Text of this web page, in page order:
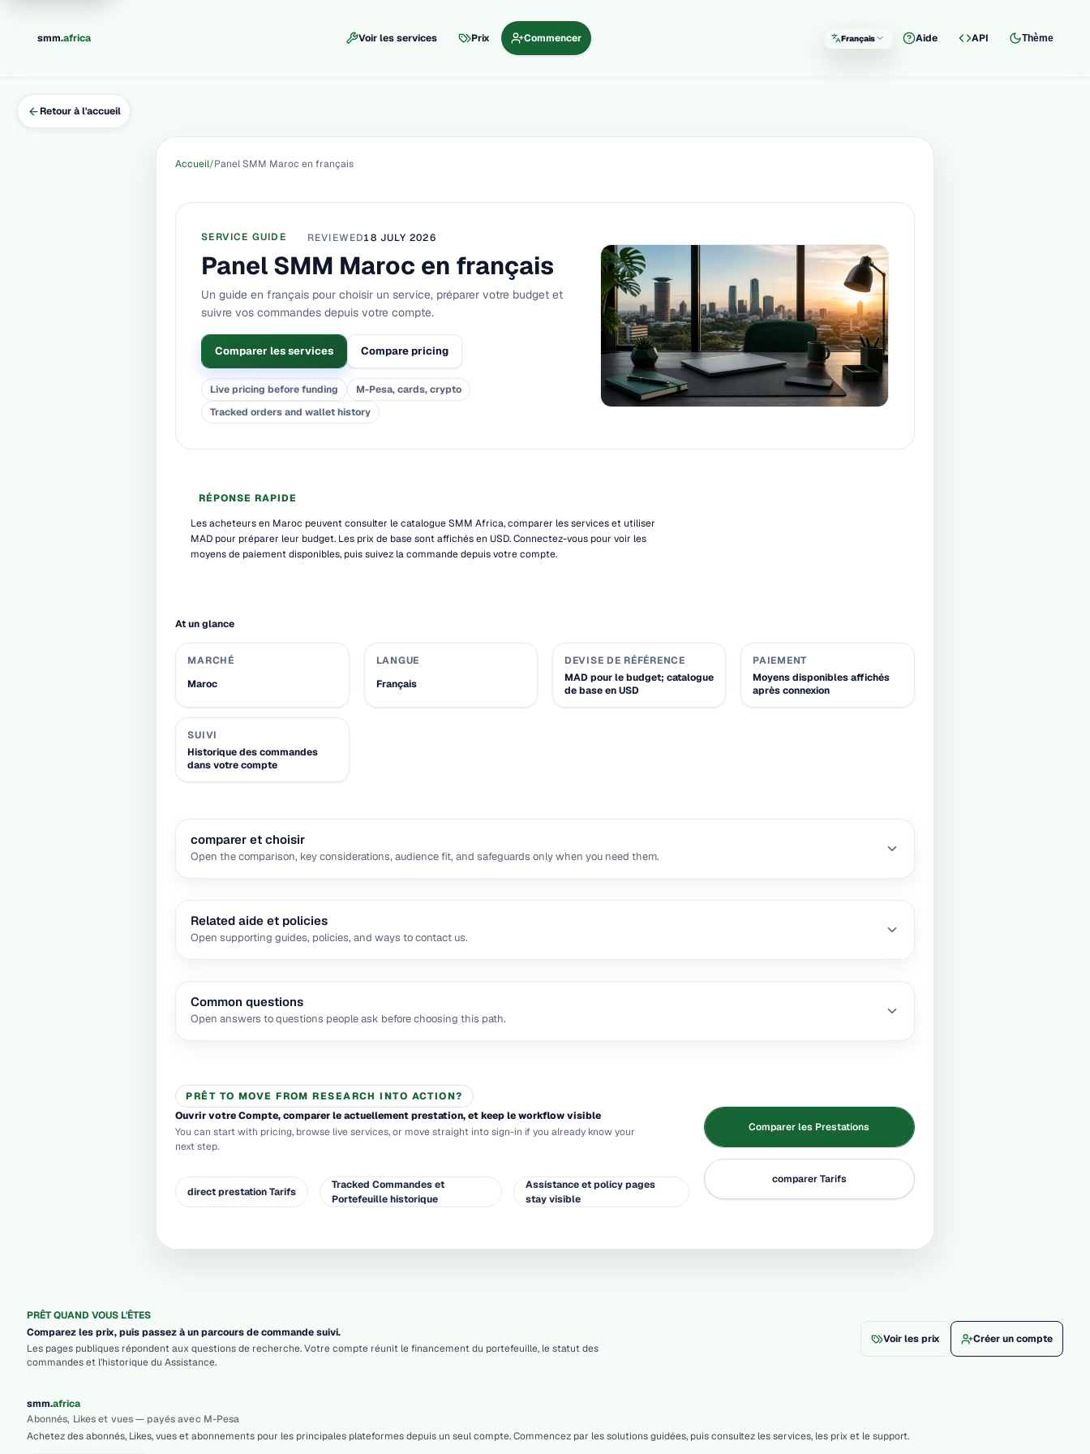
smm.africa Voir les services Prix Commencer LangueFrançais Aide API Thème
Retour à l'accueil
Accueil Panel SMM Maroc en français
SERVICE GUIDE REVIEWED18 JULY 2026
Panel SMM Maroc en français
Un guide en français pour choisir un service, préparer votre budget et
suivre vos commandes depuis votre compte.
Comparer les services Compare pricing
Live pricing before funding
M-Pesa, cards, crypto
Tracked orders and wallet history
RÉPONSE RAPIDE
Les acheteurs en Maroc peuvent consulter le catalogue SMM Africa, comparer les services et utiliser
MAD pour préparer leur budget. Les prix de base sont affichés en USD. Connectez-vous pour voir les
moyens de paiement disponibles, puis suivez la commande depuis votre compte.
At un glance
MARCHÉ
Maroc
LANGUE
Français
DEVISE DE RÉFÉRENCE
MAD pour le budget; catalogue
de base en USD
PAIEMENT
Moyens disponibles affichés
après connexion
SUIVI
Historique des commandes
dans votre compte
comparer et choisir
Open the comparison, key considerations, audience fit, and safeguards only when you need them.
Related aide et policies
Open supporting guides, policies, and ways to contact us.
Common questions
Open answers to questions people ask before choosing this path.
PRÊT TO MOVE FROM RESEARCH INTO ACTION?
Ouvrir votre Compte, comparer le actuellement prestation, et keep le workflow visible
You can start with pricing, browse live services, or move straight into sign-in if you already know your
next step.
direct prestation Tarifs
Tracked Commandes et
Portefeuille historique
Assistance et policy pages
stay visible
Comparer les Prestations
comparer Tarifs
PRÊT QUAND VOUS L'ÊTES
Comparez les prix, puis passez à un parcours de commande suivi.
Les pages publiques répondent aux questions de recherche. Votre compte réunit le financement du portefeuille, le statut des
commandes et l'historique du Assistance.
Voir les prix Créer un compte
smm.africa
Abonnés, Likes et vues — payés avec M-Pesa
Achetez des abonnés, Likes, vues et abonnements pour les principales plateformes depuis un seul compte. Commencez par les solutions guidées, puis consultez les services, les prix et le support.